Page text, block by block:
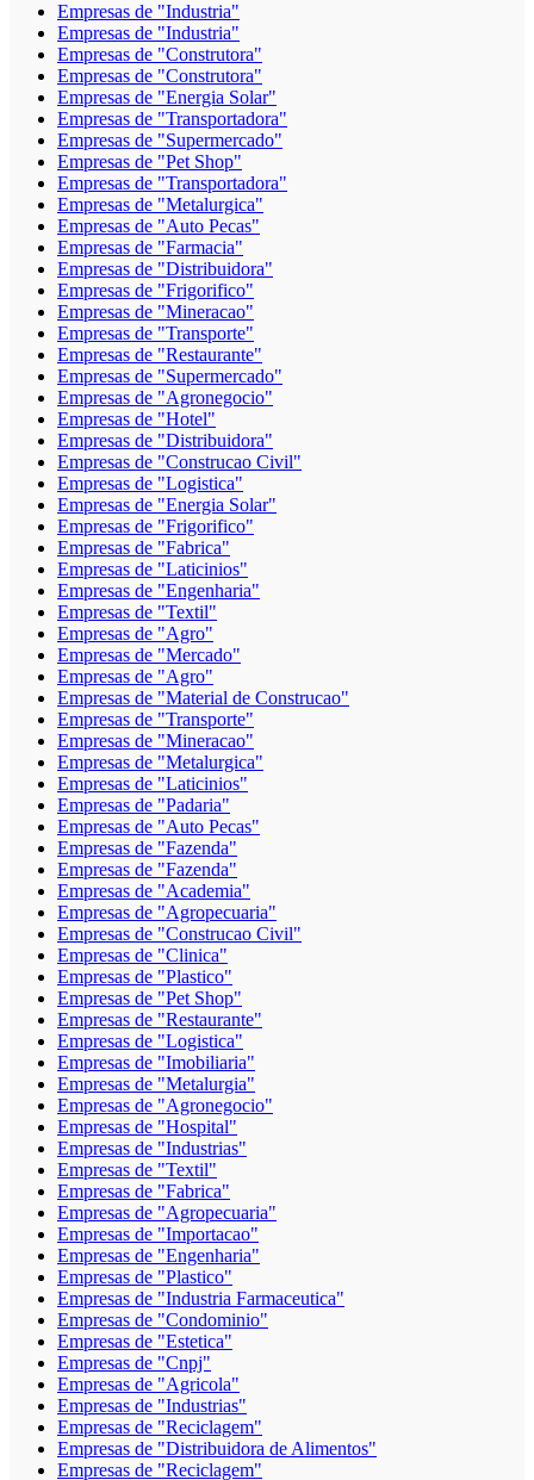
Empresas de "Industria"
Empresas de "Industria"
Empresas de "Construtora"
Empresas de "Construtora"
Empresas de "Energia Solar"
Empresas de "Transportadora"
Empresas de "Supermercado"
Empresas de "Pet Shop"
Empresas de "Transportadora"
Empresas de "Metalurgica"
Empresas de "Auto Pecas"
Empresas de "Farmacia"
Empresas de "Distribuidora"
Empresas de "Frigorifico"
Empresas de "Mineracao"
Empresas de "Transporte"
Empresas de "Restaurante"
Empresas de "Supermercado"
Empresas de "Agronegocio"
Empresas de "Hotel"
Empresas de "Distribuidora"
Empresas de "Construcao Civil"
Empresas de "Logistica"
Empresas de "Energia Solar"
Empresas de "Frigorifico"
Empresas de "Fabrica"
Empresas de "Laticinios"
Empresas de "Engenharia"
Empresas de "Textil"
Empresas de "Agro"
Empresas de "Mercado"
Empresas de "Agro"
Empresas de "Material de Construcao"
Empresas de "Transporte"
Empresas de "Mineracao"
Empresas de "Metalurgica"
Empresas de "Laticinios"
Empresas de "Padaria"
Empresas de "Auto Pecas"
Empresas de "Fazenda"
Empresas de "Fazenda"
Empresas de "Academia"
Empresas de "Agropecuaria"
Empresas de "Construcao Civil"
Empresas de "Clinica"
Empresas de "Plastico"
Empresas de "Pet Shop"
Empresas de "Restaurante"
Empresas de "Logistica"
Empresas de "Imobiliaria"
Empresas de "Metalurgia"
Empresas de "Agronegocio"
Empresas de "Hospital"
Empresas de "Industrias"
Empresas de "Textil"
Empresas de "Fabrica"
Empresas de "Agropecuaria"
Empresas de "Importacao"
Empresas de "Engenharia"
Empresas de "Plastico"
Empresas de "Industria Farmaceutica"
Empresas de "Condominio"
Empresas de "Estetica"
Empresas de "Cnpj"
Empresas de "Agricola"
Empresas de "Industrias"
Empresas de "Reciclagem"
Empresas de "Distribuidora de Alimentos"
Empresas de "Reciclagem"